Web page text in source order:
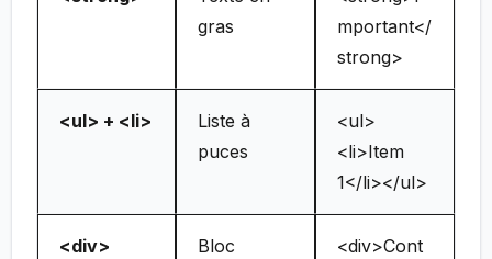
gras
mportant</
strong>
<ul> + <li>
Liste à
puces
<ul>
<li>Item
1</li></ul>
<div>
Bloc
<div>Cont